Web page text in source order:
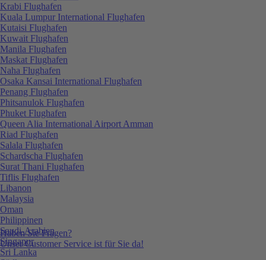
Haben Sie Fragen?
Unser Customer Service ist für Sie da!
Krabi Flughafen
Kuala Lumpur International Flughafen
Kutaisi Flughafen
Kuwait Flughafen
Manila Flughafen
Maskat Flughafen
Naha Flughafen
Osaka Kansai International Flughafen
Penang Flughafen
Phitsanulok Flughafen
Phuket Flughafen
Queen Alia International Airport Amman
Riad Flughafen
Salala Flughafen
Schardscha Flughafen
Surat Thani Flughafen
Tiflis Flughafen
Libanon
Malaysia
Oman
Philippinen
Saudi-Arabien
Singapur
Sri Lanka